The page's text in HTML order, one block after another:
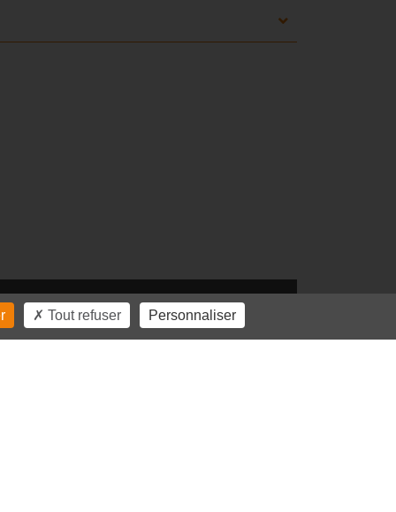
Tout refuser Personnaliser